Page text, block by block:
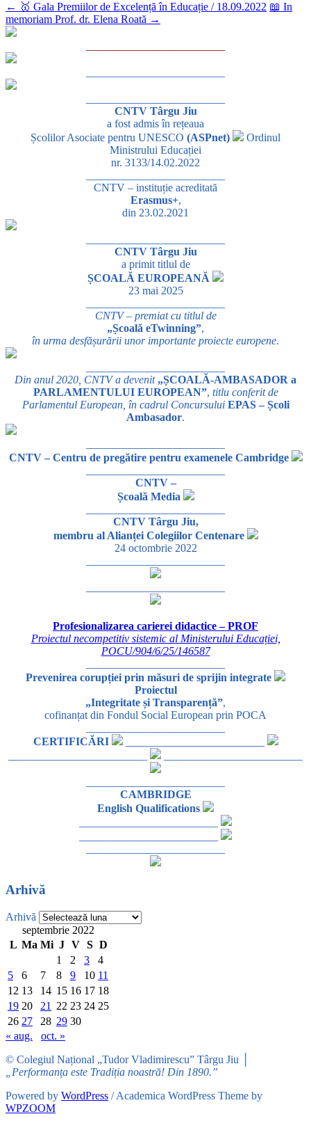
← 🥇 Gala Premiilor de Excelență în Educație / 18.09.2022 📖 In
memoriam Prof. dr. Elena Roată →
CNTV Târgu Jiu
a fost admis în rețeaua
Școlilor Asociate pentru UNESCO (ASPnet)
Ordinul
Ministrului Educației
nr. 3133/14.02.2022
CNTV – instituție acreditată
Erasmus+,
din 23.02.2021
CNTV Târgu Jiu
a primit titlul de
ȘCOALĂ EUROPEANĂ
23 mai 2025
CNTV – premiat cu titlul de
„Școală eTwinning”,
în urma desfășurării unor importante proiecte europene.
Din anul 2020, CNTV a devenit „ȘCOALĂ-AMBASADOR a
PARLAMENTULUI EUROPEAN”, titlu conferit de
Parlamentul European, în cadrul Concursului EPAS – Școli
Ambasador.
CNTV – Centru de pregătire pentru examenele Cambridge
CNTV –
Școală Media
CNTV Târgu Jiu,
membru al Alianței Colegiilor Centenare
24 octombrie 2022
Profesionalizarea carierei didactice – PROF
Proiectul necompetitiv sistemic al Ministerului Educației,
POCU/904/6/25/146587
Prevenirea corupției prin măsuri de sprijin integrate
Proiectul
„Integritate și Transparență”,
cofinanțat din Fondul Social European prin POCA
CERTIFICĂRI
_________________________
CAMBRIDGE
English Qualifications
Arhivă
Arhivă
septembrie 2022
L Ma Mi J V S D
1
2 3
4
5
6 7 8 9 10 11
12 13 14 15 16 17 18
19 20 21 22 23 24 25
26 27 28 29 30
« aug.
oct. »
© Colegiul Național „Tudor Vladimirescu” Târgu Jiu │
„Performanța este Tradiția noastră! Din 1890.”
Powered by WordPress / Academica WordPress Theme by
WPZOOM